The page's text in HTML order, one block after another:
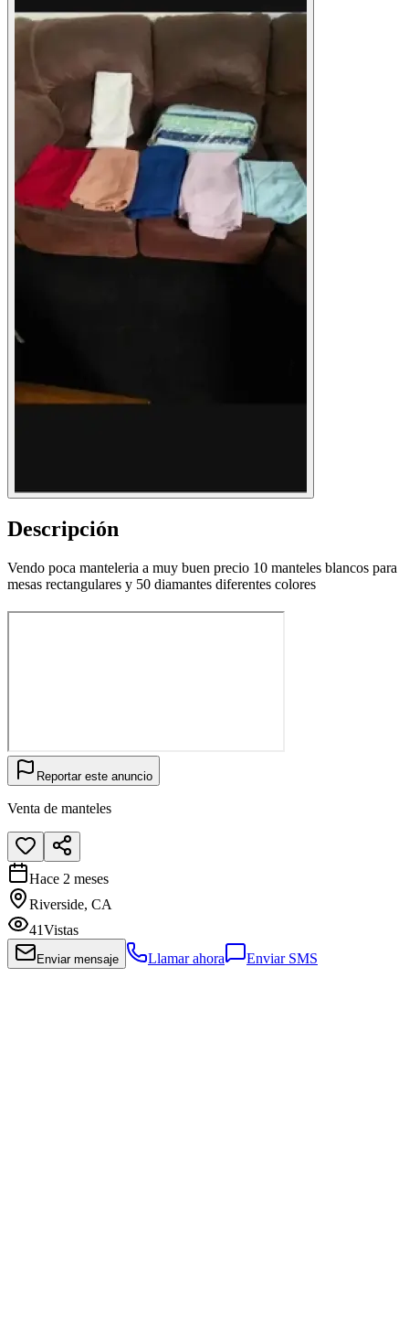
Descripción
Vendo poca manteleria a muy buen precio 10 manteles blancos para
mesas rectangulares y 50 diamantes diferentes colores
Reportar este anuncio
Venta de manteles
Hace 2 meses
Riverside, CA
41Vistas
Enviar mensaje Llamar ahora Enviar SMS